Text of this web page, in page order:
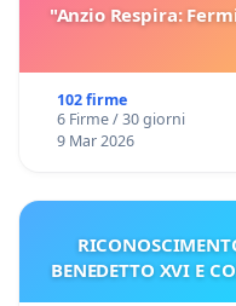
"Anzio Respira:
102 firme
6 Firme / 30 giorni
9 Mar 2026
BENEDETTO XVI E